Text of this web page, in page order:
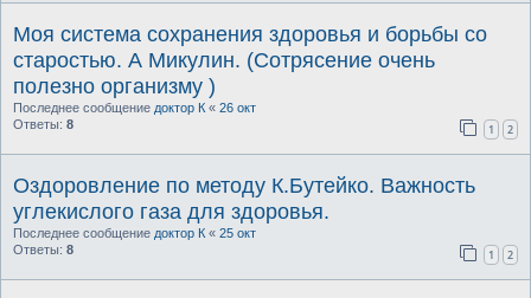
Моя система сохранения здоровья и борьбы со
старостью. А Микулин. (Сотрясение очень
полезно организму )
Последнее сообщение доктор К « 26 окт
Ответы: 8 1 2
Оздоровление по методу К.Бутейко. Важность
углекислого газа для здоровья.
Последнее сообщение доктор К « 25 окт
Ответы: 8 1 2